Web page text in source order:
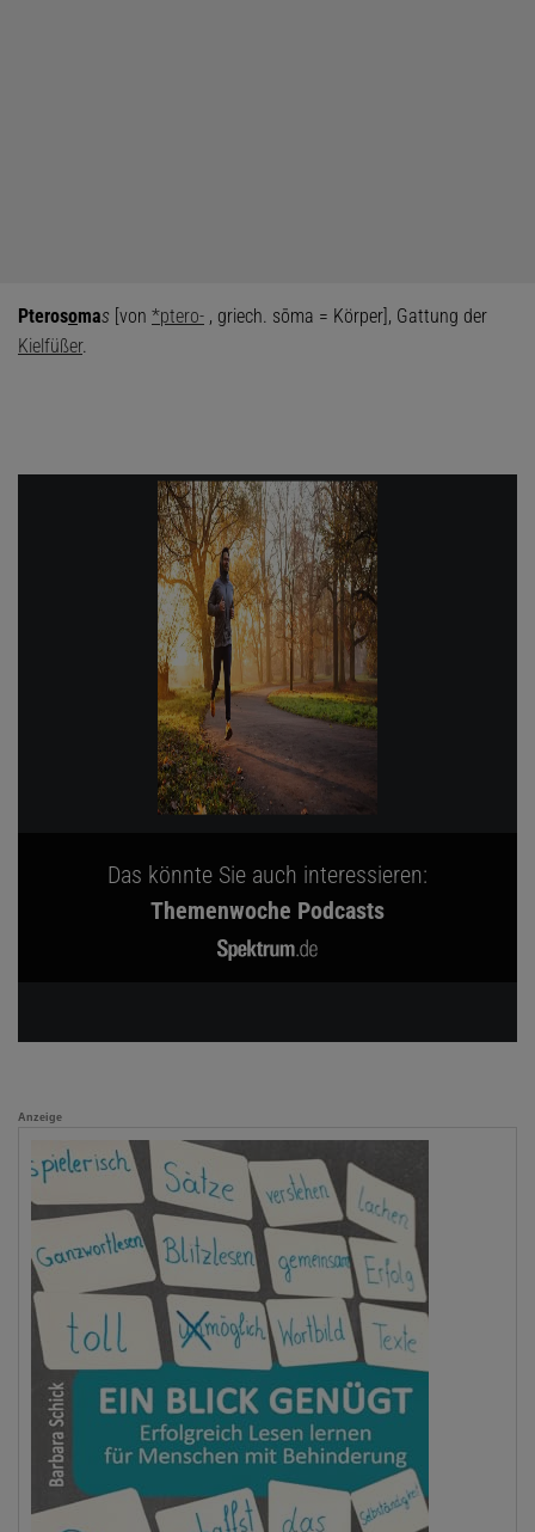
Pterosomas [von *ptero- , griech. sōma = Körper], Gattung der
Kielfüßer.
Das könnte Sie auch interessieren:
Themenwoche Podcasts
Anzeige